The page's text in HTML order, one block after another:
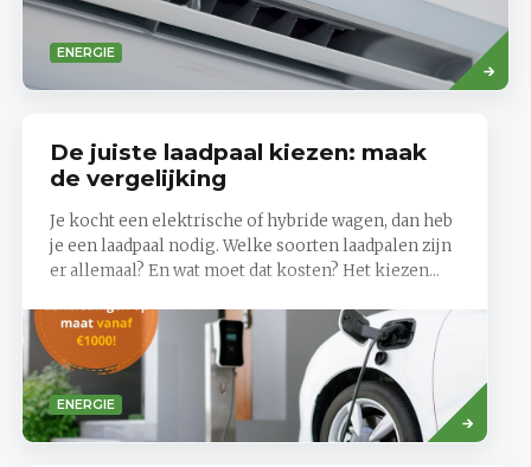
ENERGIE
Read
more
De juiste laadpaal kiezen: maak
de vergelijking
Je kocht een elektrische of hybride wagen, dan heb
je een laadpaal nodig. Welke soorten laadpalen zijn
er allemaal? En wat moet dat kosten? Het kiezen...
ENERGIE
Read
more